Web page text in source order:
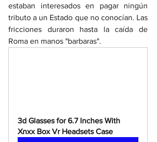
estaban interesados en pagar ningún
tributo a un Estado que no conocían. Las
fricciones duraron hasta la caída de
Roma en manos "barbaras".
3d Glasses for 6.7 Inches With
Xnxx Box Vr Headsets Case